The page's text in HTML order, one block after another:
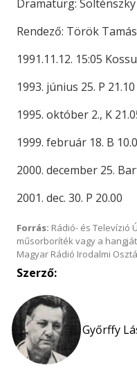
Dramaturg:
Rendező: Török Tamás
1991.11.12. 15:05
1993. június 25. P 21.10
1995. október 2., K
1999. február 18. B
2000. december 25.
2001. dec. 30. P 20.00
Forrás: Rádió- és Televízió
műsorboríték vagy a
Magyar Rádió Irodalmi
Szerző:
Győrffy